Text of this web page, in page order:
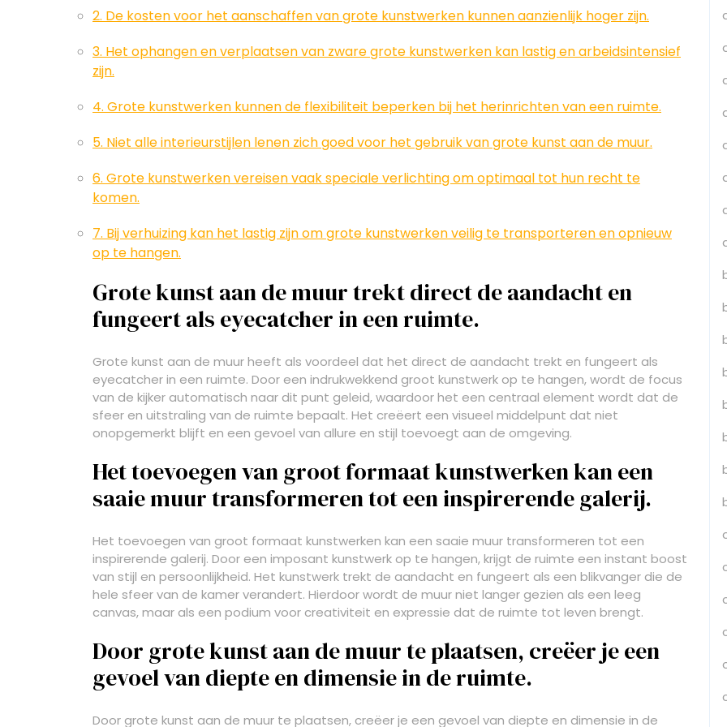
2. De kosten voor het aanschaffen van grote kunstwerken kunnen aanzienlijk hoger zijn.
3. Het ophangen en verplaatsen van zware grote kunstwerken kan lastig en arbeidsintensief
zijn.
4. Grote kunstwerken kunnen de flexibiliteit beperken bij het herinrichten van een ruimte.
5. Niet alle interieurstijlen lenen zich goed voor het gebruik van grote kunst aan de muur.
6. Grote kunstwerken vereisen vaak speciale verlichting om optimaal tot hun recht te
komen.
7. Bij verhuizing kan het lastig zijn om grote kunstwerken veilig te transporteren en opnieuw
op te hangen.
Grote kunst aan de muur trekt direct de aandacht en
fungeert als eyecatcher in een ruimte.
Grote kunst aan de muur heeft als voordeel dat het direct de aandacht trekt en fungeert als
eyecatcher in een ruimte. Door een indrukwekkend groot kunstwerk op te hangen, wordt de focus
van de kijker automatisch naar dit punt geleid, waardoor het een centraal element wordt dat de
sfeer en uitstraling van de ruimte bepaalt. Het creëert een visueel middelpunt dat niet
onopgemerkt blijft en een gevoel van allure en stijl toevoegt aan de omgeving.
Het toevoegen van groot formaat kunstwerken kan een
saaie muur transformeren tot een inspirerende galerij.
Het toevoegen van groot formaat kunstwerken kan een saaie muur transformeren tot een
inspirerende galerij. Door een imposant kunstwerk op te hangen, krijgt de ruimte een instant boost
van stijl en persoonlijkheid. Het kunstwerk trekt de aandacht en fungeert als een blikvanger die de
hele sfeer van de kamer verandert. Hierdoor wordt de muur niet langer gezien als een leeg
canvas, maar als een podium voor creativiteit en expressie dat de ruimte tot leven brengt.
Door grote kunst aan de muur te plaatsen, creëer je een
gevoel van diepte en dimensie in de ruimte.
Door grote kunst aan de muur te plaatsen, creëer je een gevoel van diepte en dimensie in de